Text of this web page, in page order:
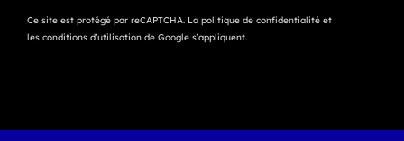
Ce site est protégé par reCAPTCHA. La politique de confidentialité et
les conditions d’utilisation de Google s’appliquent.